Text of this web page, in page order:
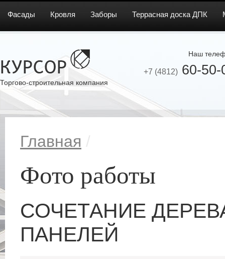
Фасады Кровля Заборы Террасная доска ДПК
Торгово-строительная компания
Наш
+7 (4812) 60-50-
Главная
Фото работы
СОЧЕТАНИЕ
ПАНЕЛЕЙ